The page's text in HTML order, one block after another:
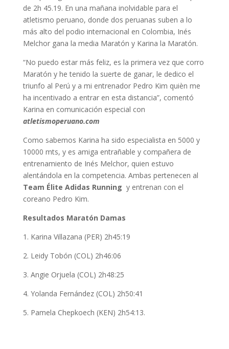
de 2h 45.19. En una mañana inolvidable para el
atletismo peruano, donde dos peruanas suben a lo
más alto del podio internacional en Colombia, Inés
Melchor gana la media Maratón y Karina la Maratón.
“No puedo estar más feliz, es la primera vez que corro
Maratón y he tenido la suerte de ganar, le dedico el
triunfo al Perú y a mi entrenador Pedro Kim quièn me
ha incentivado a entrar en esta distancia”, comentó
Karina en comunicación especial con
atletismoperuano.com
Como sabemos Karina ha sido especialista en 5000 y
10000 mts, y es amiga entrañable y compañera de
entrenamiento de Inés Melchor, quien estuvo
alentándola en la competencia. Ambas pertenecen al
Team Élite Adidas Running y entrenan con el
coreano Pedro Kim.
Resultados Maratón Damas
1. Karina Villazana (PER) 2h45:19
2. Leidy Tobón (COL) 2h46:06
3. Angie Orjuela (COL) 2h48:25
4. Yolanda Fernández (COL) 2h50:41
5. Pamela Chepkoech (KEN) 2h54:13.